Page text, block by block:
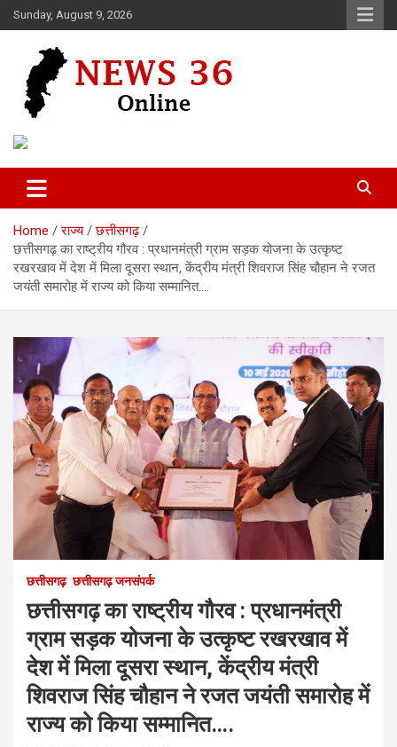
Skip
to
Sunday, August 9, 2026
News 36
Home राज्य
छत्तीसगढ़
छत्तीसगढ़ का राष्ट्रीय गौरव : प्रधानमंत्री ग्राम सड़क योजना के उत्कृष्ट
रखरखाव में देश में मिला दूसरा स्थान, केंद्रीय मंत्री शिवराज सिंह चौहान ने रजत
जयंती समारोह में राज्य को किया सम्मानित….
छत्तीसगढ़ छत्तीसगढ़ जनसंपर्क
छत्तीसगढ़ का राष्ट्रीय गौरव : प्रधानमंत्री
ग्राम सड़क योजना के उत्कृष्ट रखरखाव में
देश में मिला दूसरा स्थान, केंद्रीय मंत्री
शिवराज सिंह चौहान ने रजत जयंती समारोह में
राज्य को किया सम्मानित….